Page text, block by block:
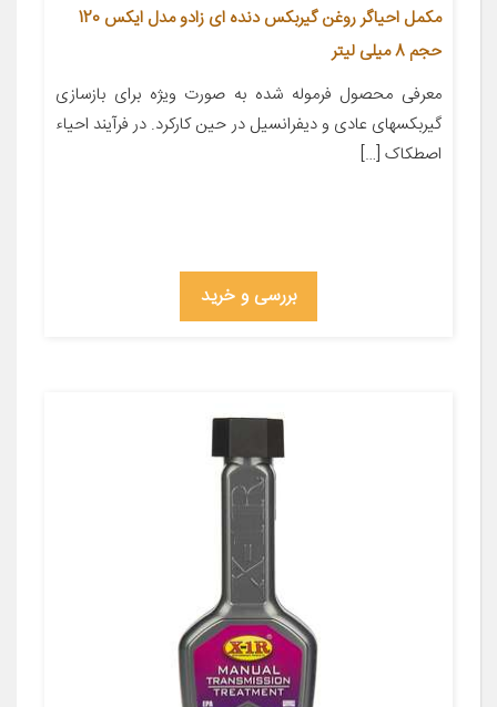
مکمل احیاگر روغن گیربکس دنده ای زادو مدل ایکس 120
حجم 8 میلی لیتر
معرفی محصول فرموله شده به صورت ویژه برای بازسازی
گیربکسهای عادی و دیفرانسیل در حین کارکرد. در فرآیند احیاء
اصطکاک […]
بررسی و خرید